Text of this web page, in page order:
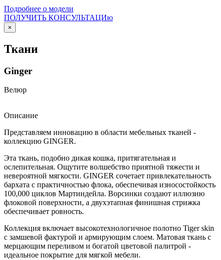
Подробнее о модели
ПОЛУЧИТЬ КОНСУЛЬТАЦИю
×
Ткани
Ginger
Велюр
Описание
Представляем инновацию в области мебельных тканей -
коллекцию GINGER.
Эта ткань, подобно дикая кошка, притягательная и
ослепительная. Ощутите волшебство приятной тяжести и
невероятной мягкости. GINGER сочетает привлекательность
бархата с практичностью флока, обеспечивая износостойкость
100,000 циклов Мартиндейла. Ворсинки создают иллюзию
флоковой поверхности, а двухэтапная финишная стрижка
обеспечивает ровность.
Коллекция включает высокотехнологичное полотно Tiger skin
с замшевой фактурой и армирующим слоем. Матовая ткань с
мерцающим переливом и богатой цветовой палитрой -
идеальное покрытие для мягкой мебели.